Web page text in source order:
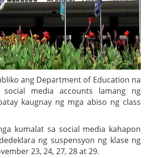
ang Department of Education na
media accounts lamang ng
kaugnay ng mga abiso ng class
kumalat sa social media kahapon
ng suspensyon ng klase ng
23, 24, 27, 28 at 29.